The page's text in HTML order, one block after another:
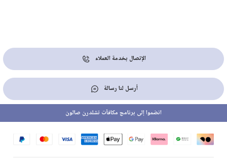
الإتصال بخدمة العملاء
أرسل لنا رسالة
انضموا إلى برنامج مكافآت تشلدرن صالون